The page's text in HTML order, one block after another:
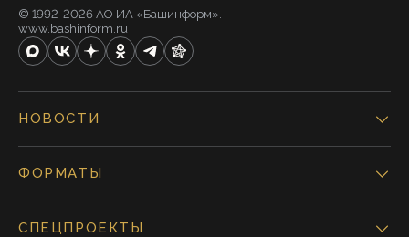
© 1992-2026 АО ИА «Башинформ».
www.bashinform.ru
НОВОСТИ
ФОРМАТЫ
СПЕЦПРОЕКТЫ